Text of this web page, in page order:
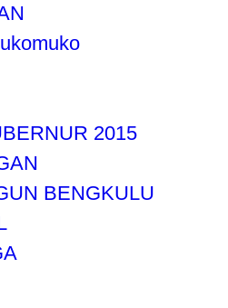
2015
BENGKULU